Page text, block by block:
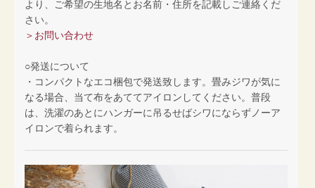
より、ご希望の生地名とお名前・住所を記載しご連絡くだ
さい。
＞お問い合わせ
○発送について
・コンパクトなエコ梱包で発送致します。畳みジワが気に
なる場合、当て布をあててアイロンしてください。普段
は、洗濯のあとにハンガーに吊るせばシワにならずノーア
イロンで着られます。